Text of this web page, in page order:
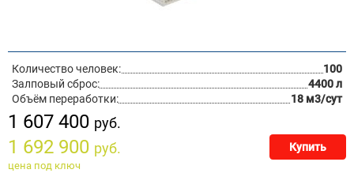
Количество человек:
100
Залповый сброс:
4400 л
Объём переработки:
18 м3/сут
1 607 400 руб.
1 692 900 руб. Купить
цена под ключ